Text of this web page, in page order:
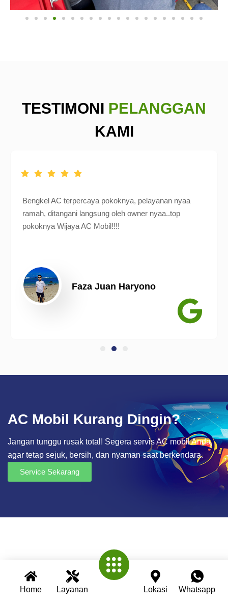
Home Layanan Lokasi Whatsapp
TESTIMONI PELANGGAN
KAMI
Bengkel AC terpercaya pokoknya, pelayanan nyaa
ramah, ditangani langsung oleh owner nyaa..top
pokoknya Wijaya AC Mobil!!!!
Faza Juan Haryono
AC Mobil Kurang Dingin?
Jangan tunggu rusak total! Segera servis AC mobil Anda
agar tetap sejuk, bersih, dan nyaman saat berkendara.
Service Sekarang